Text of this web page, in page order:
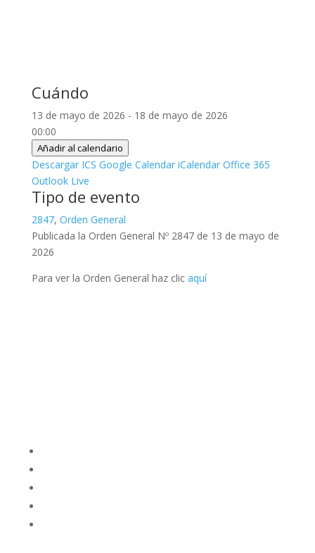
Cuándo
13 de mayo de 2026 - 18 de mayo de 2026
00:00
Añadir al calendario
Descargar ICS Google Calendar iCalendar Office 365
Outlook Live
Tipo de evento
2847, Orden General
Publicada la Orden General Nº 2847 de 13 de mayo de
2026
Para ver la Orden General haz clic aquí